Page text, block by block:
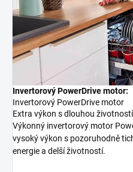
Invertorový PowerDrive motor:
Invertorový PowerDrive motor
Extra výkon s dlouhou životností
Výkonný invertorový motor
vysoký výkon s pozoruhodně
energie a delší životností.